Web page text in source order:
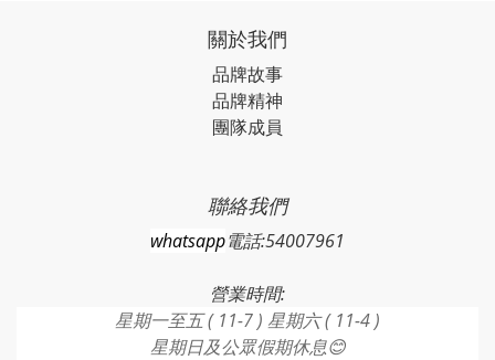
關於我們
品牌故事
品牌精神
團隊成員
聯絡我們
whatsapp電話:54007961
營業時間:
星期一至五 ( 11-7 ) 星期六 ( 11-4 )
星期日及公眾假期休息😊